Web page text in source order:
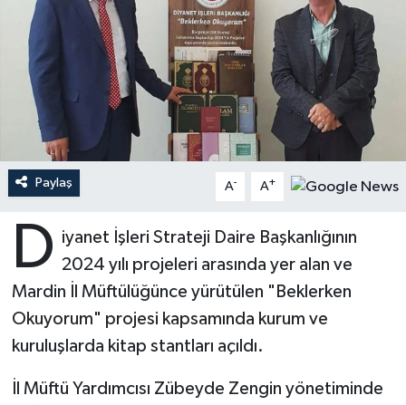
Paylaş A- A+
D iyanet İşleri Strateji Daire Başkanlığının
2024 yılı projeleri arasında yer alan ve
Mardin İl Müftülüğünce yürütülen "Beklerken
Okuyorum" projesi kapsamında kurum ve
kuruluşlarda kitap stantları açıldı.
İl Müftü Yardımcısı Zübeyde Zengin yönetiminde
Ardahan Müftülüğü
Artvin Müftülüğü
Aydın Müftülüğü
Balıkesir Müftülüğü
Batman Müftülüğü
Bayburt Müftülüğü
Bilecik Müftülüğü
Mukabele
Peygamberimizin Hayatı
Sahabeler
Hutbeler
DİYANET AKADEMİ
DİYANET GENÇLİK
DİYANET RADYO/TV
Dünya
Eğitim
Kültür-Sanat